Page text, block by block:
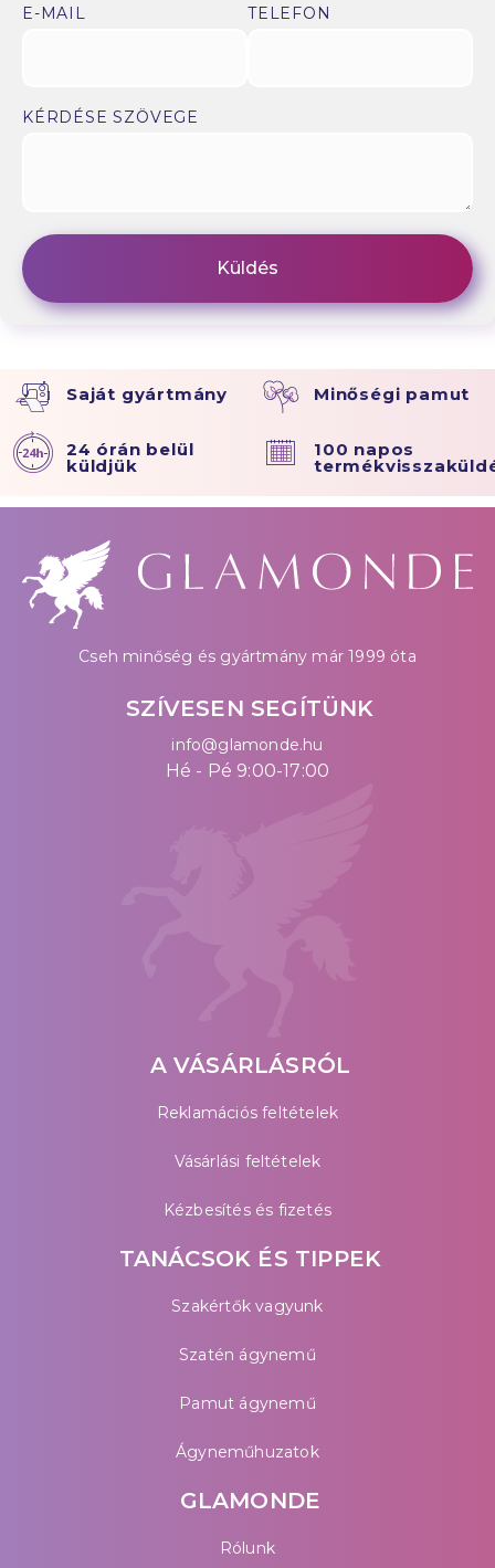
E-MAIL TELEFON
KÉRDÉSE SZÖVEGE
Saját gyártmány Minőségi pamut
24 órán belül
küldjük
100 napos
Cseh minőség és gyártmány már 1999 óta
SZÍVESEN SEGÍTÜNK
info@glamonde.hu
Hé - Pé 9:00-17:00
A VÁSÁRLÁSRÓL
Reklamációs feltételek
Vásárlási feltételek
Kézbesítés és fizetés
TANÁCSOK ÉS TIPPEK
Szakértők vagyunk
Szatén ágynemű
Pamut ágynemű
Ágyneműhuzatok
GLAMONDE
Rólunk